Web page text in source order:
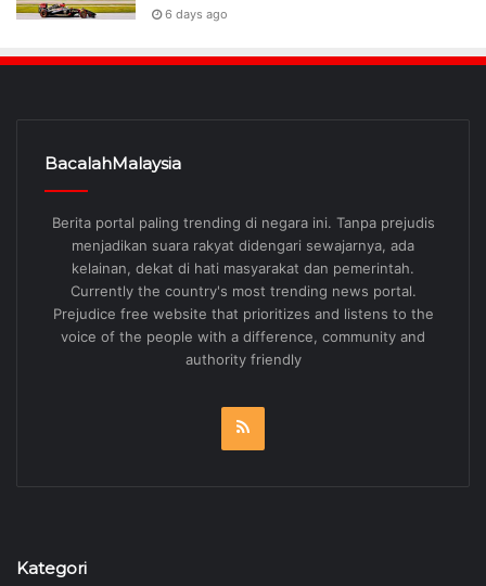
6 days ago
BacalahMalaysia
Berita portal paling trending di negara ini. Tanpa prejudis
menjadikan suara rakyat didengari sewajarnya, ada
kelainan, dekat di hati masyarakat dan pemerintah.
Currently the country's most trending news portal.
Prejudice free website that prioritizes and listens to the
voice of the people with a difference, community and
authority friendly
Kategori